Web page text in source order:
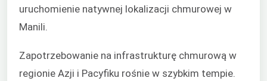
uruchomienie natywnej lokalizacji chmurowej w
Manili.
Zapotrzebowanie na infrastrukturę chmurową w
regionie Azji i Pacyfiku rośnie w szybkim tempie.